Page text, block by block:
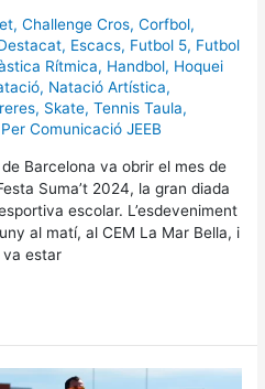
,Challenge Cros,Corfbol,
, Escacs, Futbol 5, Futbol
Rítmica, Handbol, Hoquei
, Natació Artística,
, Skate,Tennis Taula,
Comunicació JEEB
de Barcelona va obrir el mes de
Suma’t 2024, la gran diada
escolar. L’esdeveniment
al matí, al CEM La Mar Bella, i
va estar